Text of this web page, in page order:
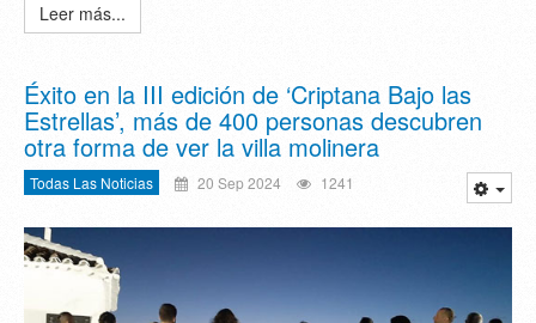
Leer más...
Éxito en la III edición de ‘Criptana Bajo las
Estrellas’, más de 400 personas descubren
otra forma de ver la villa molinera
Todas Las Noticias 20 Sep 2024 1241